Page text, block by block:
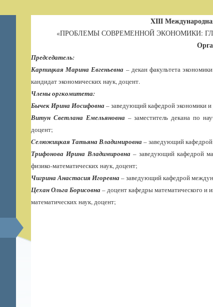
XIII
«ПРОБЛЕМЫ СОВРЕМЕННОЙ ЭКОНОМИКИ:
Председатель:
Карпицкая Марина Евгеньевна – декан факультета
кандидат экономических наук, доцент.
Члены оргкомитета:
Бычек Ирина Иосифовна – заведующий кафедрой экономики и
Витун Светлана Емельяновна – заместитель декана по
доцент;
Cелюжицкая Татьяна Владимировна – заведующий кафедрой
Трифонова Ирина Владимировна – заведующий кафедрой
физико-математических наук, доцент;
Чигрина Анастасия Игоревна – заведующий кафедрой
Цехан Ольга Борисовна –доцент кафедрыматематического и
математических наук, доцент;